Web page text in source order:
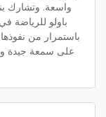
واسعة. وتشارك
باستمرار من
على سمعة جيدة